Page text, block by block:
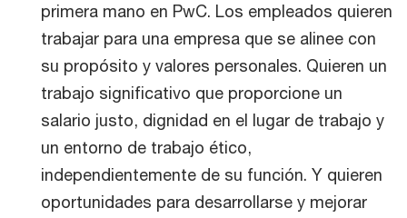
primera mano en PwC. Los empleados quieren
trabajar para una empresa que se alinee con
su propósito y valores personales. Quieren un
trabajo significativo que proporcione un
salario justo, dignidad en el lugar de trabajo y
un entorno de trabajo ético,
independientemente de su función. Y quieren
oportunidades para desarrollarse y mejorar